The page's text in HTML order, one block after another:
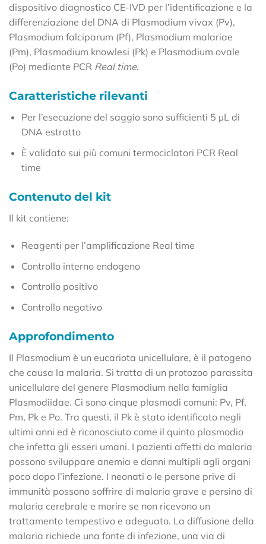
dispositivo diagnostico CE-IVD per l’identificazione e la
differenziazione del DNA di Plasmodium vivax (Pv),
Plasmodium falciparum (Pf), Plasmodium malariae
(Pm), Plasmodium knowlesi (Pk) e Plasmodium ovale
(Po) mediante PCR Real time.
Caratteristiche rilevanti
Per l’esecuzione del saggio sono sufficienti 5 µL di
DNA estratto
È validato sui più comuni termociclatori PCR Real
time
Contenuto del kit
Il kit contiene:
Reagenti per l’amplificazione Real time
Controllo interno endogeno
Controllo positivo
Controllo negativo
Approfondimento
Il Plasmodium è un eucariota unicellulare, è il patogeno
che causa la malaria. Si tratta di un protozoo parassita
unicellulare del genere Plasmodium nella famiglia
Plasmodiidae. Ci sono cinque plasmodi comuni: Pv, Pf,
Pm, Pk e Po. Tra questi, il Pk è stato identificato negli
ultimi anni ed è riconosciuto come il quinto plasmodio
che infetta gli esseri umani. I pazienti affetti da malaria
possono sviluppare anemia e danni multipli agli organi
poco dopo l’infezione. I neonati o le persone prive di
immunità possono soffrire di malaria grave e persino di
malaria cerebrale e morire se non ricevono un
trattamento tempestivo e adeguato. La diffusione della
malaria richiede una fonte di infezione, una via di